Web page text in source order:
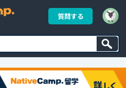
質問する